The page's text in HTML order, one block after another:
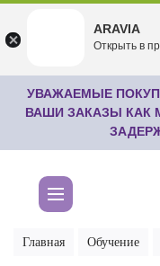
undefined
УВАЖАЕМЫЕ
ВАШИ ЗАКАЗЫ КАК
Главная Обучение
ARAVIA
Открыть в